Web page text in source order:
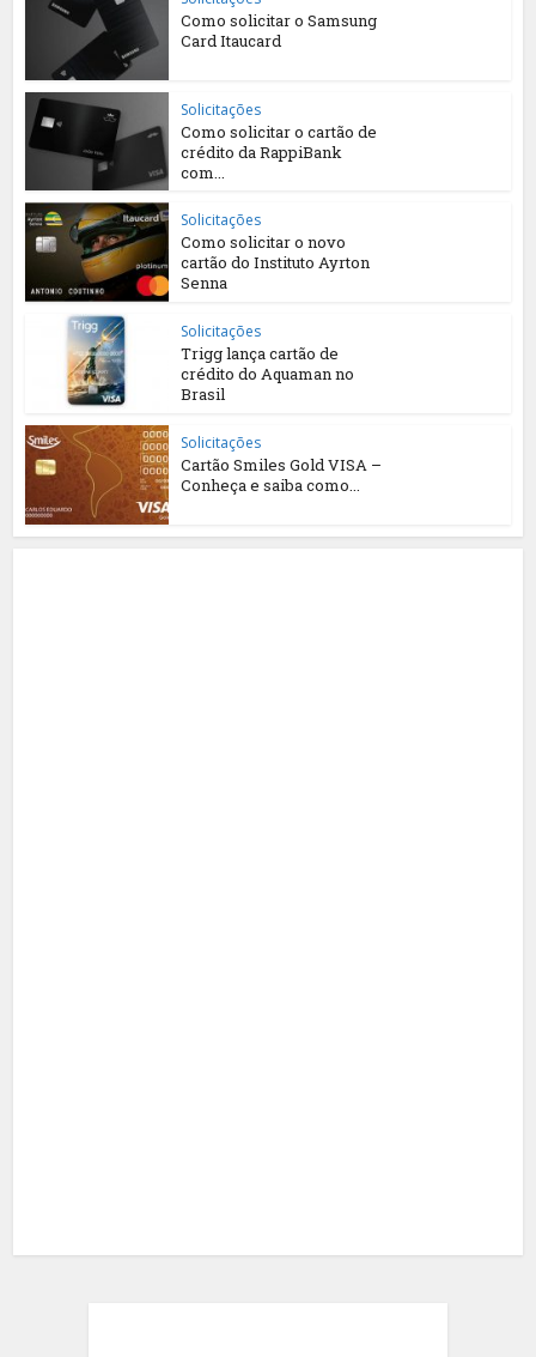
Como solicitar o Samsung
Card Itaucard
Solicitações
Como solicitar o cartão de
crédito da RappiBank
com...
Solicitações
Como solicitar o novo
cartão do Instituto Ayrton
Senna
Solicitações
Trigg lança cartão de
crédito do Aquaman no
Brasil
Solicitações
Cartão Smiles Gold VISA –
Conheça e saiba como...